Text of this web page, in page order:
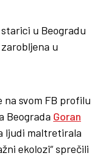
u Beogradu
u
na svom FB profilu
Beograda Goran
ljudi maltretirala
ekolozi“ sprečili